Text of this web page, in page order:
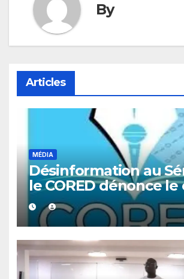
By
Articles
MÉDIA
Désinformation au
le CORED dénonce le
de la Une du journal
Yoor Bi